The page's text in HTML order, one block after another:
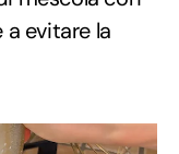
evitare la